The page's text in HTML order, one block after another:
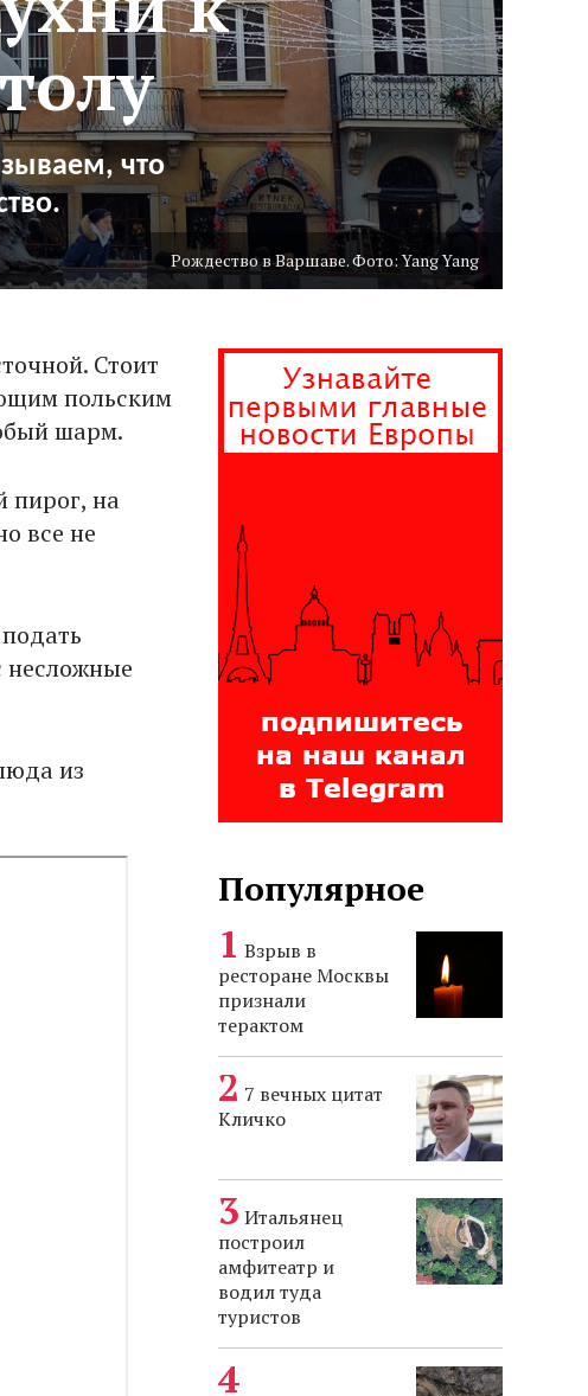
Рождество в Варшаве. Фото: Yang Yang
что
Стоит
польским
шарм.
пирог, на
все не
несложные
из
Популярное
Взрыв в
ресторане Москвы
признали
терактом
7 вечных цитат
Кличко
Итальянец
построил
амфитеатр и
водил туда
туристов